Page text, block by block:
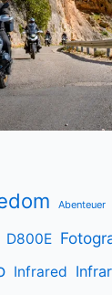
Abenteuer
D800E
Infrared